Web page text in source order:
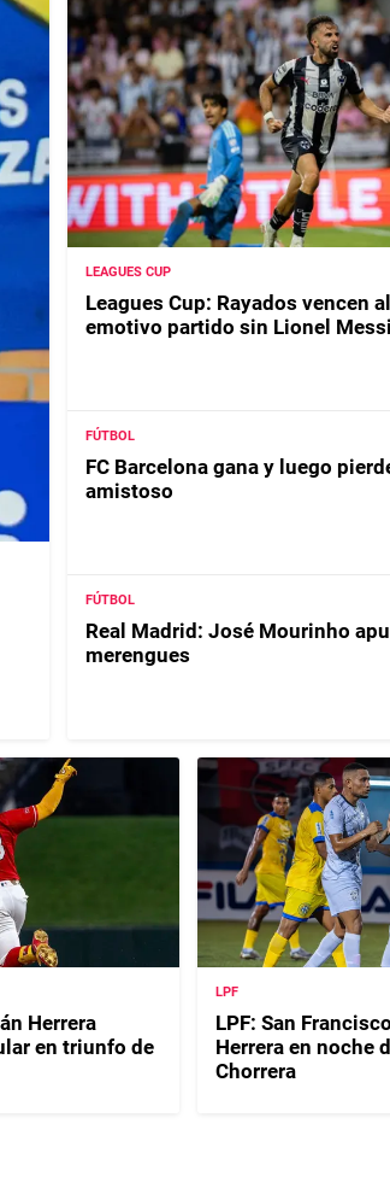
LEAGUES CUP
Leagues Cup: Rayados vencen
emotivo partido sin Lionel Messi
FÚTBOL
FC Barcelona gana y luego
amistoso
FÚTBOL
Real Madrid: José Mourinho
merengues
Herrera
en triunfo de
LPF
LPF: San
Herrera en noche
Chorrera